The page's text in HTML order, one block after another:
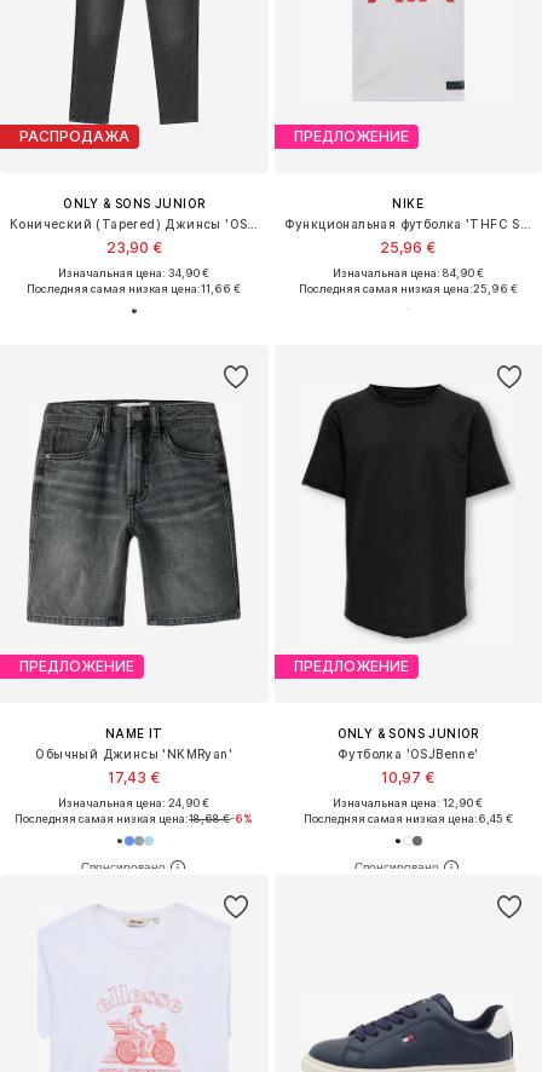
РАСПРОДАЖА
ONLY & SONS JUNIOR
23,90 €
Изначальная цена: 34,90 €
Последняя самая низкая цена:11,66 €
ПРЕДЛОЖЕНИЕ
NIKE
25,96 €
Изначальная цена: 84,90 €
Последняя самая низкая цена:25,96 €
ПРЕДЛОЖЕНИЕ
NAME IT
Обычный Джинсы 'NKMRyan'
17,43 €
Изначальная цена: 24,90 €
Последняя самая низкая цена:18,68 €-6%
ПРЕДЛОЖЕНИЕ
ONLY & SONS JUNIOR
Футболка 'OSJBenne'
10,97 €
Изначальная цена: 12,90 €
Последняя самая низкая цена:6,45 €